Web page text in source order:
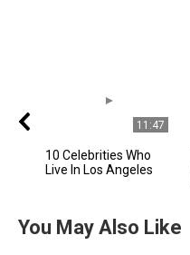
11:47
10 Celebrities Who
Live In Los Angeles
You May Also Like